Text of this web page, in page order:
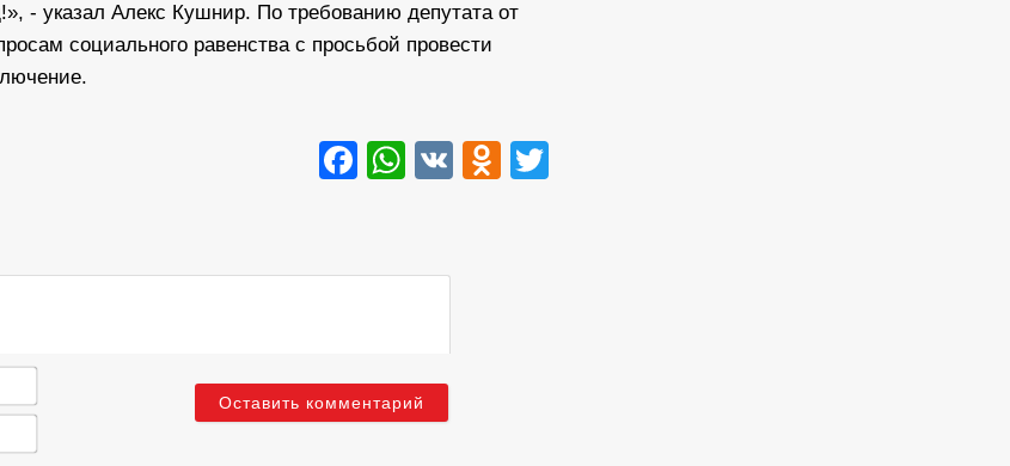
- указал Алекс Кушнир. По требованию депутата от
социального равенства с просьбой провести
Facebook
WhatsApp
VK Odnoklassniki
Имя*
Email*